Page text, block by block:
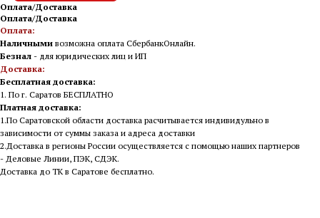
Оплата/Доставка
Оплата/Доставка
Оплата:
Наличными возможна оплата СбербанкОнлайн.
Безнал - для юридических лиц и ИП
Доставка:
Бесплатная доставка:
1. По г. Саратов БЕСПЛАТНО
Платная доставка:
1.По Саратовской области доставка расчитывается индивидульно в
зависимости от суммы заказа и адреса доставки
2.Доставка в регионы России осуществляется с помощью наших партнеров
- Деловые Линии, ПЭК, СДЭК.
Доставка до ТК в Саратове бесплатно.